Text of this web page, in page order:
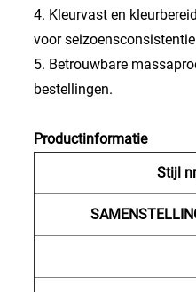
4. Kleurvast en
voor
5. Betrouwbare
bestellingen.
Productinformatie
Stijl